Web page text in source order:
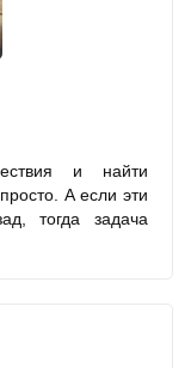
и найти
А если эти
тогда задача